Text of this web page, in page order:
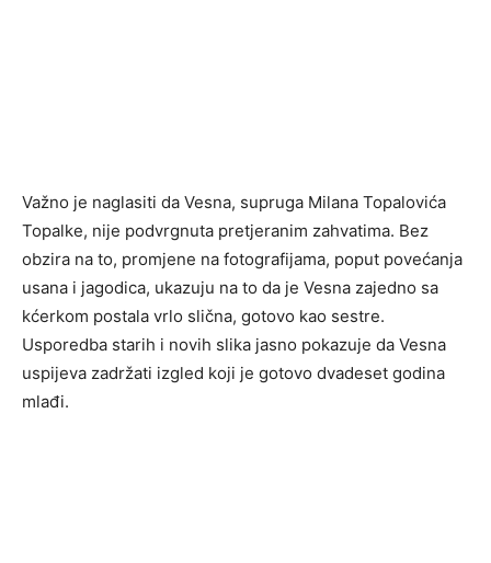
Važno je naglasiti da Vesna, supruga Milana Topalovića
Topalke, nije podvrgnuta pretjeranim zahvatima. Bez
obzira na to, promjene na fotografijama, poput povećanja
usana i jagodica, ukazuju na to da je Vesna zajedno sa
kćerkom postala vrlo slična, gotovo kao sestre.
Usporedba starih i novih slika jasno pokazuje da Vesna
uspijeva zadržati izgled koji je gotovo dvadeset godina
mlađi.